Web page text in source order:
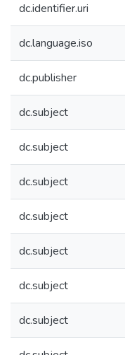
dc.identifier.uri
dc.language.iso
dc.publisher
dc.subject
dc.subject
dc.subject
dc.subject
dc.subject
dc.subject
dc.subject